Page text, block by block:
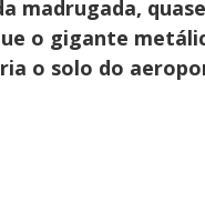
madrugada,
o gigante
o solo do